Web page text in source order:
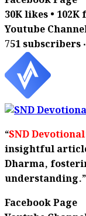
30K likes •
Youtube
751 subscribers
“SND Devotional
insightful
Dharma,
understanding.”
Facebook Page